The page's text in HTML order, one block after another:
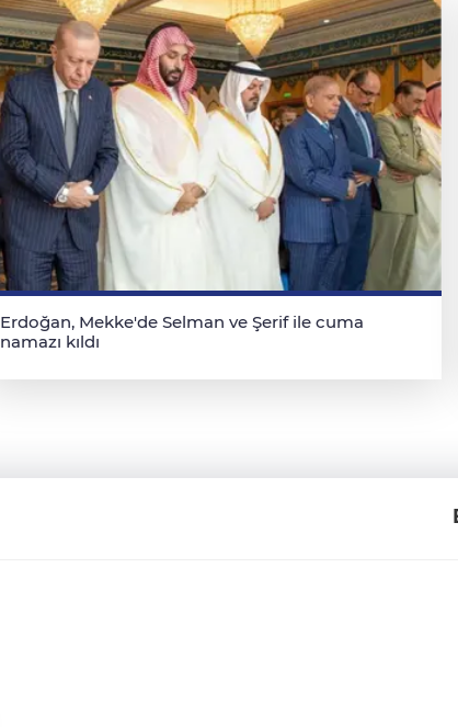
Erdoğan, Mekke'de Selman ve Şerif ile cuma
namazı kıldı